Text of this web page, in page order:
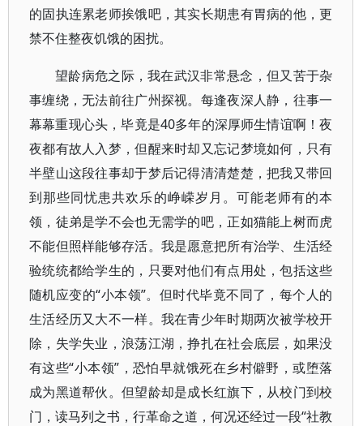
的固执连累老师挨饿吧，其实长期患有胃病的他，更
禁不住整夜饥饿的困扰。
望龄病危之际，我在武汉非常悬念，但又苦于杂
事缠绕，无法前往广州探视。每逢夜深人静，往事一
幕幕重现心头，毕竟是40多年的深厚师生情谊啊！夜
夜都有故人入梦，但醒来时却又忘记梦境如何，只有
半壁山这段往事却于梦后记得清清楚楚，把我又带回
到那些同忧患共欢乐的峥嵘岁月。可能老师有的本
领，徒弟是学不会也无需学的吧，正如猫能上树而虎
不能但照样能够存活。我是愿意把所有治学、生活经
验统统都给学生的，只要对他们有点用处，包括这些
随机应变的“小本领”。但时代毕竟不同了，每个人的
生活经历又大不一样。我在青少年时期两次被学校开
除，失学失业，浪荡江湖，挣扎在社会底层，如果没
有这些“小本领”，恐怕早就饿死在乡村僻野，或堕落
成为黑道帮伙。但望龄却是成长红旗下，从校门到校
门，读马列之书，行革命之道，何况还经过一段“社教